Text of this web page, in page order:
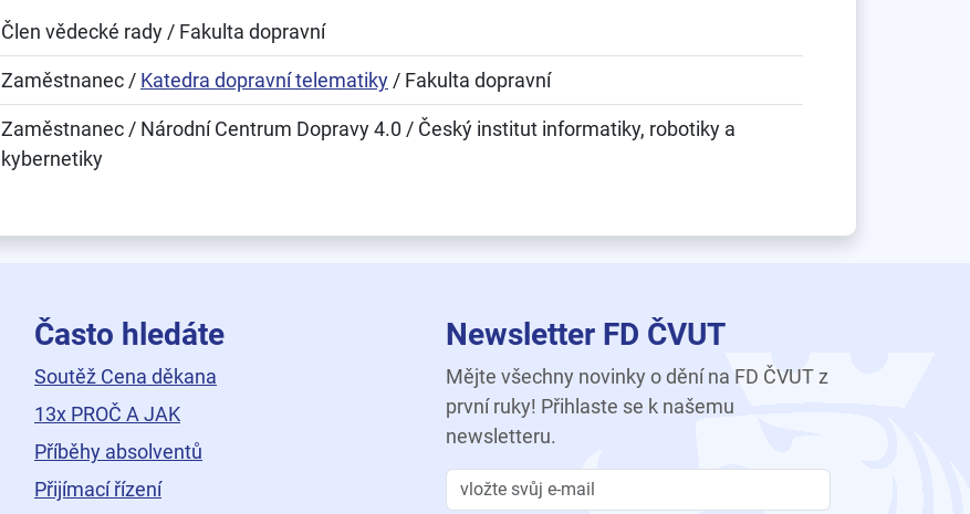
Člen vědecké rady / Fakulta dopravní
Zaměstnanec / Katedra dopravní telematiky / Fakulta dopravní
Zaměstnanec / Národní Centrum Dopravy 4.0 / Český institut informatiky, robotiky a
kybernetiky
Často hledáte
Soutěž Cena děkana
13x PROČ A JAK
Příběhy absolventů
Přijímací řízení
Newsletter FD ČVUT
Mějte všechny novinky o dění na FD ČVUT z
první ruky! Přihlaste se k našemu
newsletteru.